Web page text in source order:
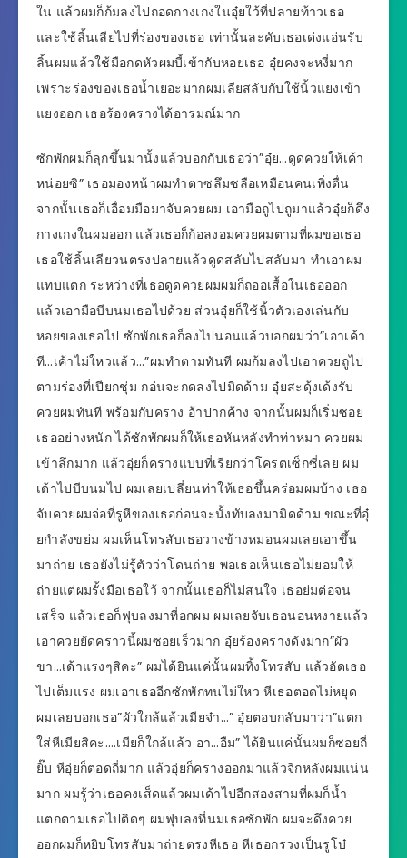
ใน แล้วผมก็ก้มลงไปถอดกางเกงในอุ๋ยใว้ที่ปลายท้าวเธอ
และใช้ลิ้นเลียไปที่ร่องของเธอ เท่านั้นละคับเธอเด่งแอ่นรับ
ลิ้นผมแล้วใช้มือกดหัวผมบี้เข้ากับหอยเธอ อุ๋ยคงจะหงี่มาก
เพราะร่องของเธอน้ำเยอะมากผมเลียสลับกับใช้นิ้วแยงเข้า
แยงออก เธอร้องครางได้อารมณ์มาก
ซักพักผมก็ลุกขึ้นมานั้งแล้วบอกกับเธอว่า”อุ๋ย…ดูดควยให้เค้า
หน่อยซิ” เธอมองหน้าผมทำตาซลึมซลือเหมือนคนเพิ่งตื่น
จากนั้นเธอก็เอื่อมมือมาจับควยผม เอามือถูไปถูมาแล้วอุ๋ยก็ดึง
กางเกงในผมออก แล้วเธอก็ก้อลงอมควยผมตามที่ผมขอเธอ
เธอใช้ลิ้นเลียวนตรงปลายแล้วดูดสลับไปสลับมา ทำเอาผม
แทบแตก ระหว่างที่เธอดูดควยผมผมก็ถออเสื้อในเธอออก
แล้วเอามือบีบนมเธอไปด้วย ส่วนอุ๋ยก็ใช้นิ้วตัวเองเล่นกับ
หอยของเธอไป ซักพักเธอก็ลงไปนอนแล้วบอกผมว่า”เอาเค้า
ที…เค้าไม่ใหวแล้ว…”ผมทำตามทันที ผมก้มลงไปเอาควยถูไป
ตามร่องที่เปียกชุ่ม กอ่นจะกดลงไปมิดด้าม อุ๋ยสะดุ้งเด้งรับ
ควยผมทันที พร้อมกับคราง อ้าปากค้าง จากนั้นผมก็เริ่มซอย
เธออย่างหนัก ได้ซักพักผมก็ให้เธอหันหลังทำท่าหมา ควยผม
เข้าลึกมาก แล้วอุ๋ยก็ครางแบบที่เรียกว่าโครตเซ็กซี่เลย ผม
เด้าไปบีบนมไป ผมเลยเปลี่ยนท่าให้เธอขึ้นคร่อมผมบ้าง เธอ
จับควยผมจ่อที่รูหีของเธอก่อนจะนั้งทับลงมามิดด้าม ขณะที่อุ๋
ยกำลังขย่ม ผมเห็นโทรสับเธอวางข้างหมอนผมเลยเอาขึ้น
มาถ่าย เธอยังไม่รู้ตัวว่าโดนถ่าย พอเธอเห็นเธอไม่ยอมให้
ถ่ายแต่ผมรั้งมือเธอใว้ จากนั้นเธอก็ไม่สนใจ เธอย่มต่อจน
เสร็จ แล้วเธอก็ฟุบลงมาที่อกผม ผมเลยจับเธอนอนหงายแล้ว
เอาควยยัดคราวนี้ผมซอยเร็วมาก อุ๋ยร้องครางดังมาก”ผัว
ขา…เด้าแรงๆสิคะ” ผมได้ยินแค่นั้นผมทิ้งโทรสับ แล้วอัดเธอ
ไปเต็มแรง ผมเอาเธออีกซักพักทนไม่ใหว หีเธอตอดไม่หยุด
ผมเลยบอกเธอ”ผัวใกล้แล้วเมียจ๋า…” อุ๋ยตอบกลับมาว่า”แตก
ใส่หีเมียสิคะ….เมียก็ใกล้แล้ว อา…อืม” ได้ยินแค่นั้นผมก็ซอยถี่
ยิ๊บ หีอุ๋ยก็ตอดถี่มาก แล้วอุ๋ยก็ครางออกมาแล้วจิกหลังผมแน่น
มาก ผมรู้ว่าเธอคงเส็ดแล้วผมเด้าไปอีกสองสามที่ผมก็น้ำ
แตกตามเธอไปติดๆ ผมฟุบลงที่นมเธอซักพัก ผมจะดึงควย
ออกผมก็หยิบโทรสับมาถ่ายตรงหีเธอ หีเธอกรวงเป็นรูโบ๋